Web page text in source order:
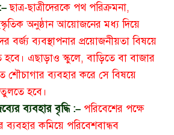
ছাত্র-ছাত্রীদেরকে পথ পরিক্রমনা,
অনুষ্ঠান আয়োজনের মধ্য দিয়ে
বর্জ্য ব্যবস্থাপনার প্রয়োজনীয়তা বিষয়ে
এছাড়াও স্কুলে, বাড়িতে বা বাজার
শৌচাগার ব্যবহার করে সে বিষয়ে
হবে।
ব্যবহার বৃদ্ধি :– পরিবেশের পক্ষে
কমিয়ে পরিবেশবান্ধব